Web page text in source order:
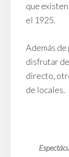
que
el 1925.
Además
disfrutar
directo,
de locales.